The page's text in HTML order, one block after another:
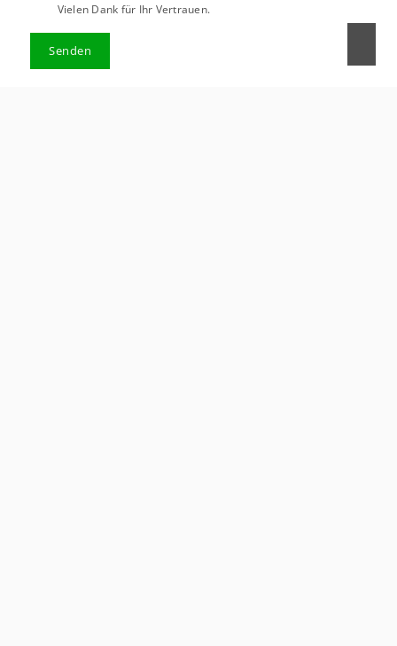
Vielen Dank für Ihr Vertrauen.
Senden